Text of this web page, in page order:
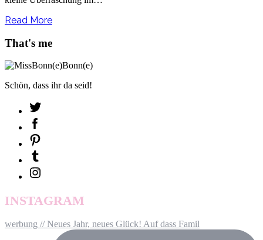
Read More
That's me
Schön, dass ihr da seid!
INSTAGRAM
werbung // Neues Jahr, neues Glück! Auf dass Famil